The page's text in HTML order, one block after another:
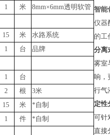
1 米
8mm×6mm透明软管
15 米
水路系统
1 台
品牌
1
台
2 根
3米
15 米
*自制
1 件
*自制
智能
仪器
的工
分离
雾室
响，
行气
定性
可针
直接